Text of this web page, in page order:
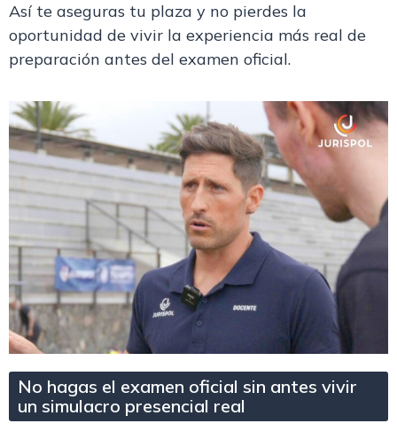
Así te aseguras tu plaza y no pierdes la
oportunidad de vivir la experiencia más real de
preparación antes del examen oficial.
No hagas el examen oficial sin antes vivir
un simulacro presencial real